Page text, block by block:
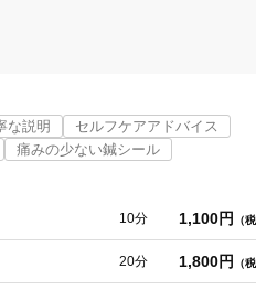
な説明
セルフケアアドバイス
痛みの少ない鍼シール
10分 1,100円 （
20分 1,800円 （